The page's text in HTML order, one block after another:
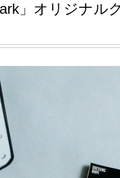
」オリジナル